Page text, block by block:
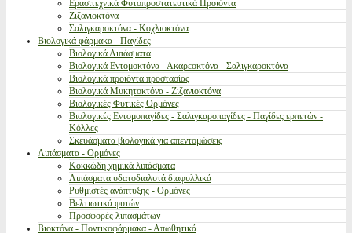
Ερασιτεχνικά Φυτοπροστατευτικά Προιόντα
Ζιζανιοκτόνα
Σαλιγκαροκτόνα - Κοχλιοκτόνα
Βιολογικά φάρμακα - Παγίδες
Βιολογικά Λιπάσματα
Βιολογικά Εντομοκτόνα - Ακαρεοκτόνα - Σαλιγκαροκτόνα
Βιολογικά προιόντα προστασίας
Βιολογικά Μυκητοκτόνα - Ζιζανιοκτόνα
Βιολογικές Φυτικές Ορμόνες
Βιολογικές Εντομοπαγίδες - Σαλιγκαροπαγίδες - Παγίδες ερπετών -
Κόλλες
Σκευάσματα βιολογικά για απεντομώσεις
Λιπάσματα - Ορμόνες
Κοκκώδη χημικά λιπάσματα
Λιπάσματα υδατοδιαλυτά διαφυλλικά
Ρυθμιστές ανάπτυξης - Ορμόνες
Βελτιωτικά φυτών
Προσφορές λιπασμάτων
Βιοκτόνα - Ποντικοφάρμακα - Απωθητικά